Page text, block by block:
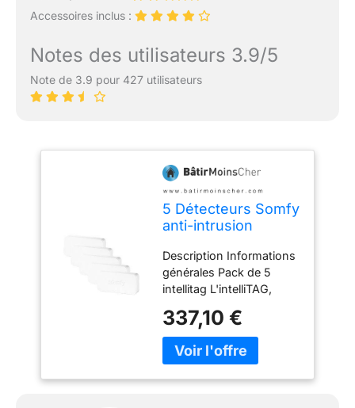
Accessoires inclus :
Notes des utilisateurs 3.9/5
Note de 3.9 pour 427 utilisateurs
5 Détecteurs Somfy
anti-intrusion
Intellitag
Description Informations
générales Pack de 5
intellitag L'intelliTAG,
se colle sur les ouvrants :
portes, fenêtres, baies
vitrées... Il analyse et
337,10 €